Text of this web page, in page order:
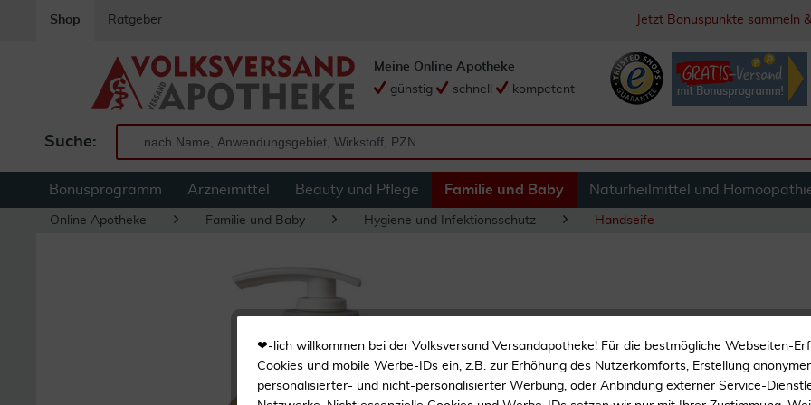
Shop Ratgeber Jetzt Bonuspunkte sammeln
Suche:
Meine Online Apotheke
günstig
schnell kompetent
Bonusprogramm Arzneimittel Beauty und Pflege Familie und Baby Naturheilmittel und
Online Apotheke Familie und Baby Hygiene und Infektionsschutz Handseife
Creme Seife
❤-lich willkommen bei der Volksversand Versandapotheke! Für die bestmögliche Webseiten-
Cookies und mobile Werbe-IDs ein, z.B. zur Erhöhung des Nutzerkomforts, Erstellung
personalisierter- und nicht-personalisierter Werbung, oder Anbindung externer Service-